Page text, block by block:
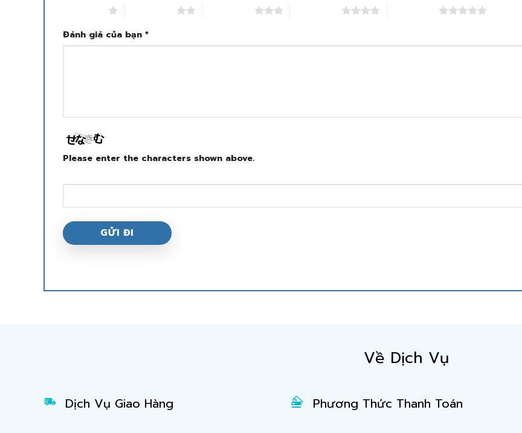
Đánh giá của bạn *
Please enter the characters shown above.
Về Dịch Vụ
Dịch Vụ Giao Hàng Phương Thức Thanh Toán